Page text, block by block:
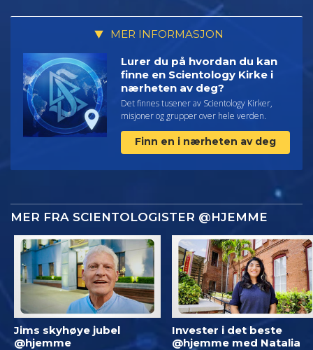
MER INFORMASJON
Lurer du på hvordan du kan
finne en Scientology Kirke i
nærheten av deg?
Det finnes tusener av Scientology Kirker,
misjoner og grupper over hele verden.
Finn en i nærheten av deg
MER FRA SCIENTOLOGISTER @HJEMME
Jims skyhøye jubel
@hjemme
Invester i det beste
@hjemme med Natalia